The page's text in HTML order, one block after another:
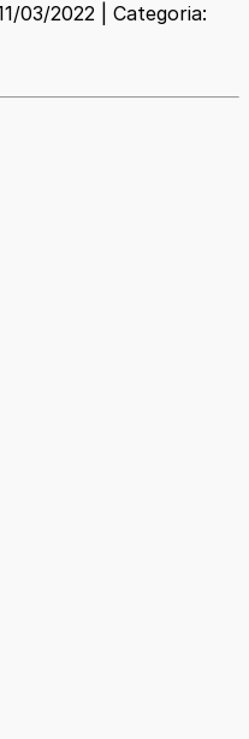
03/2022 | Categoria: